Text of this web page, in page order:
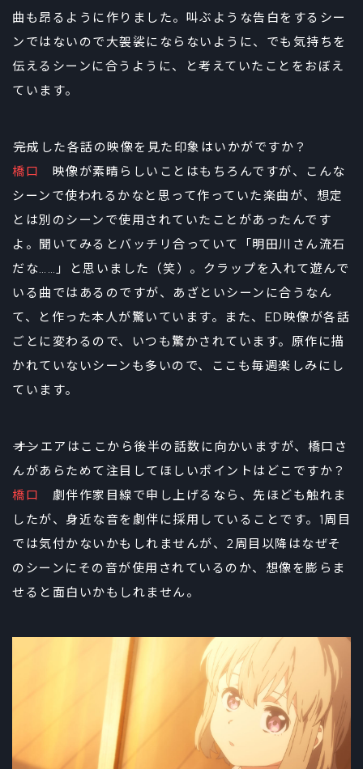
曲も昂るように作りました。叫ぶような告白をするシー
ンではないので大袈裟にならないように、でも気持ちを
伝えるシーンに合うように、と考えていたことをおぼえ
ています。
――完成した各話の映像を見た印象はいかがですか？
橋口 映像が素晴らしいことはもちろんですが、こんな
シーンで使われるかなと思って作っていた楽曲が、想定
とは別のシーンで使用されていたことがあったんです
よ。聞いてみるとバッチリ合っていて「明田川さん流石
だな……」と思いました（笑）。クラップを入れて遊んで
いる曲ではあるのですが、あざといシーンに合うなん
て、と作った本人が驚いています。また、ED映像が各話
ごとに変わるので、いつも驚かされています。原作に描
かれていないシーンも多いので、ここも毎週楽しみにし
ています。
――オンエアはここから後半の話数に向かいますが、橋口さ
んがあらためて注目してほしいポイントはどこですか？
橋口 劇伴作家目線で申し上げるなら、先ほども触れま
したが、身近な音を劇伴に採用していることです。1周目
では気付かないかもしれませんが、2周目以降はなぜそ
のシーンにその音が使用されているのか、想像を膨らま
せると面白いかもしれません。